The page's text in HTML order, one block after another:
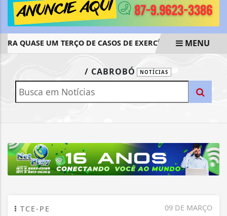
QUASE UM TERÇO DE CASOS DE EXERCÍCIO ILEGAL DA
MENU
/ CABROBÓ NOTÍCIAS
09 DE MARÇO
TCE-PE